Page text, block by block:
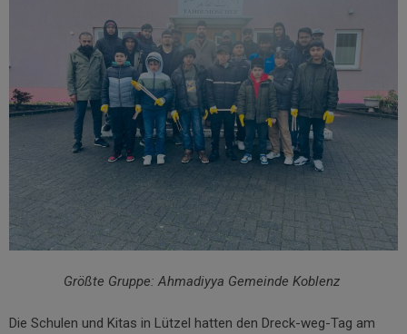
Größte Gruppe: Ahmadiyya Gemeinde Koblenz
Die Schulen und Kitas in Lützel hatten den Dreck-weg-Tag am